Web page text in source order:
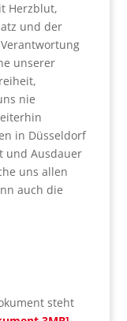
Herzblut,
und der
unserer
nie
in Düsseldorf
und Ausdauer
uns allen
auch die
steht